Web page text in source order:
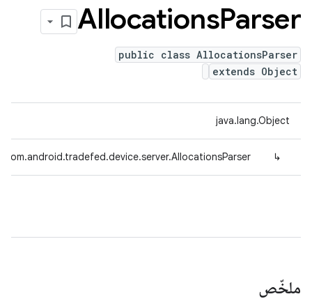
AllocationsParser
public class AllocationsParser
extends Object
java.lang.Object
↳
com.android.tradefed.device.server.AllocationsParser
ملخّص